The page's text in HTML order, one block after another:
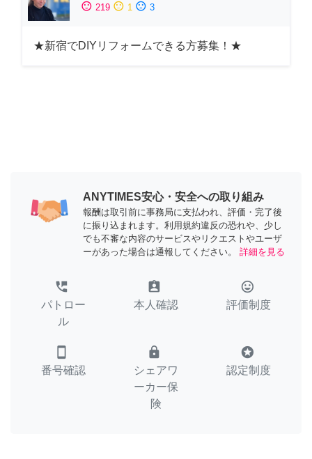
sentiment_satisfied 219 sentiment_neutral 1 sentiment_dissatisfied 3
★新宿でDIYリフォームできる方募集！★
ANYTIMES安心・安全への取り組み
報酬は取引前に事務局に支払われ、評価・完了後
に振り込まれます。利用規約違反の恐れや、少し
でも不審な内容のサービスやリクエストやユーザ
ーがあった場合は通報してください。
詳細を見る
perm_phone_msg
パトロー
ル
assignment_ind
本人確認
tag_faces
評価制度
smartphone
番号確認
lock
シェアワ
ーカー保
険
stars
認定制度